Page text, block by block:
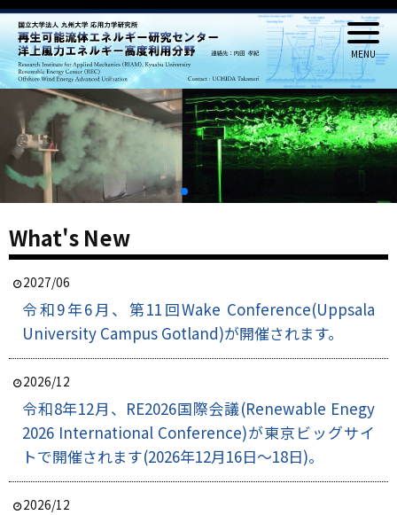
What's New
2027/06
令和9年6月、第11回Wake Conference(Uppsala
University Campus Gotland)が開催されます。
2026/12
令和8年12月、RE2026国際会議(Renewable Enegy
2026 International Conference)が東京ビッグサイ
トで開催されます(2026年12月16日～18日)。
2026/12